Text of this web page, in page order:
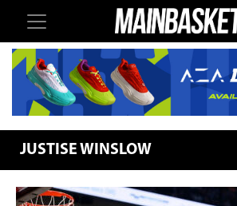
JUSTISE WINSLOW